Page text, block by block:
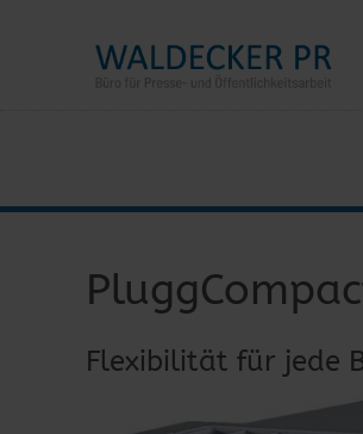
Flexibilität für jede